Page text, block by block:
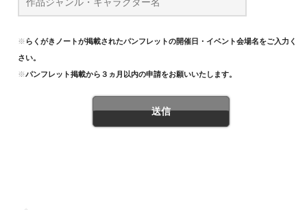
※ らくがきノートが掲載されたパンフレットの開催日・イベント会場名をご入力くだ
さい。
※パンフレット掲載から３ヵ月以内の申請をお願いいたします。